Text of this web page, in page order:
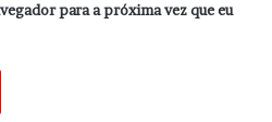
para a próxima vez que eu